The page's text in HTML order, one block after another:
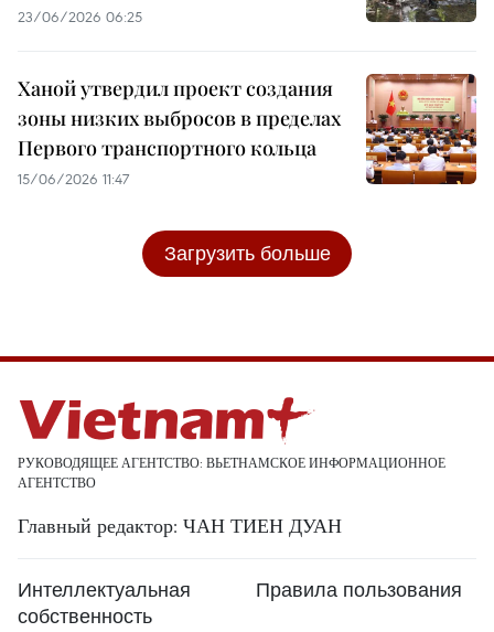
23/06/2026 06:25
Ханой утвердил проект создания
зоны низких выбросов в пределах
Первого транспортного кольца
15/06/2026 11:47
Загрузить больше
РУКОВОДЯЩЕЕ АГЕНТСТВО: ВЬЕТНАМСКОЕ ИНФОРМАЦИОННОЕ
АГЕНТСТВО
Главный редактор: ЧАН ТИЕН ДУАН
Интеллектуальная
собственность
Правила пользования